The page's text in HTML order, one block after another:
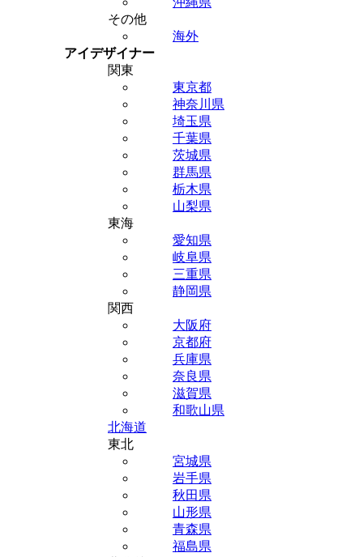
その他
海外
アイデザイナー
関東
東京都
神奈川県
埼玉県
千葉県
茨城県
群馬県
栃木県
山梨県
東海
愛知県
岐阜県
三重県
静岡県
関西
大阪府
京都府
兵庫県
奈良県
滋賀県
和歌山県
北海道
東北
宮城県
岩手県
秋田県
山形県
青森県
福島県